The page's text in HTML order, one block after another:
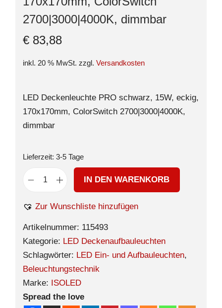
2700|3000|4000K, dimmbar
€ 83,88
inkl. 20 % MwSt. zzgl. Versandkosten
LED Deckenleuchte PRO schwarz, 15W, eckig,
170x170mm, ColorSwitch 2700|3000|4000K,
dimmbar
Lieferzeit: 3-5 Tage
IN DEN WARENKORB
Zur Wunschliste hinzufügen
Artikelnummer: 115493
Kategorie: LED Deckenaufbauleuchten
Schlagwörter: LED Ein- und Aufbauleuchten,
Beleuchtungstechnik
Marke: ISOLED
Spread the love